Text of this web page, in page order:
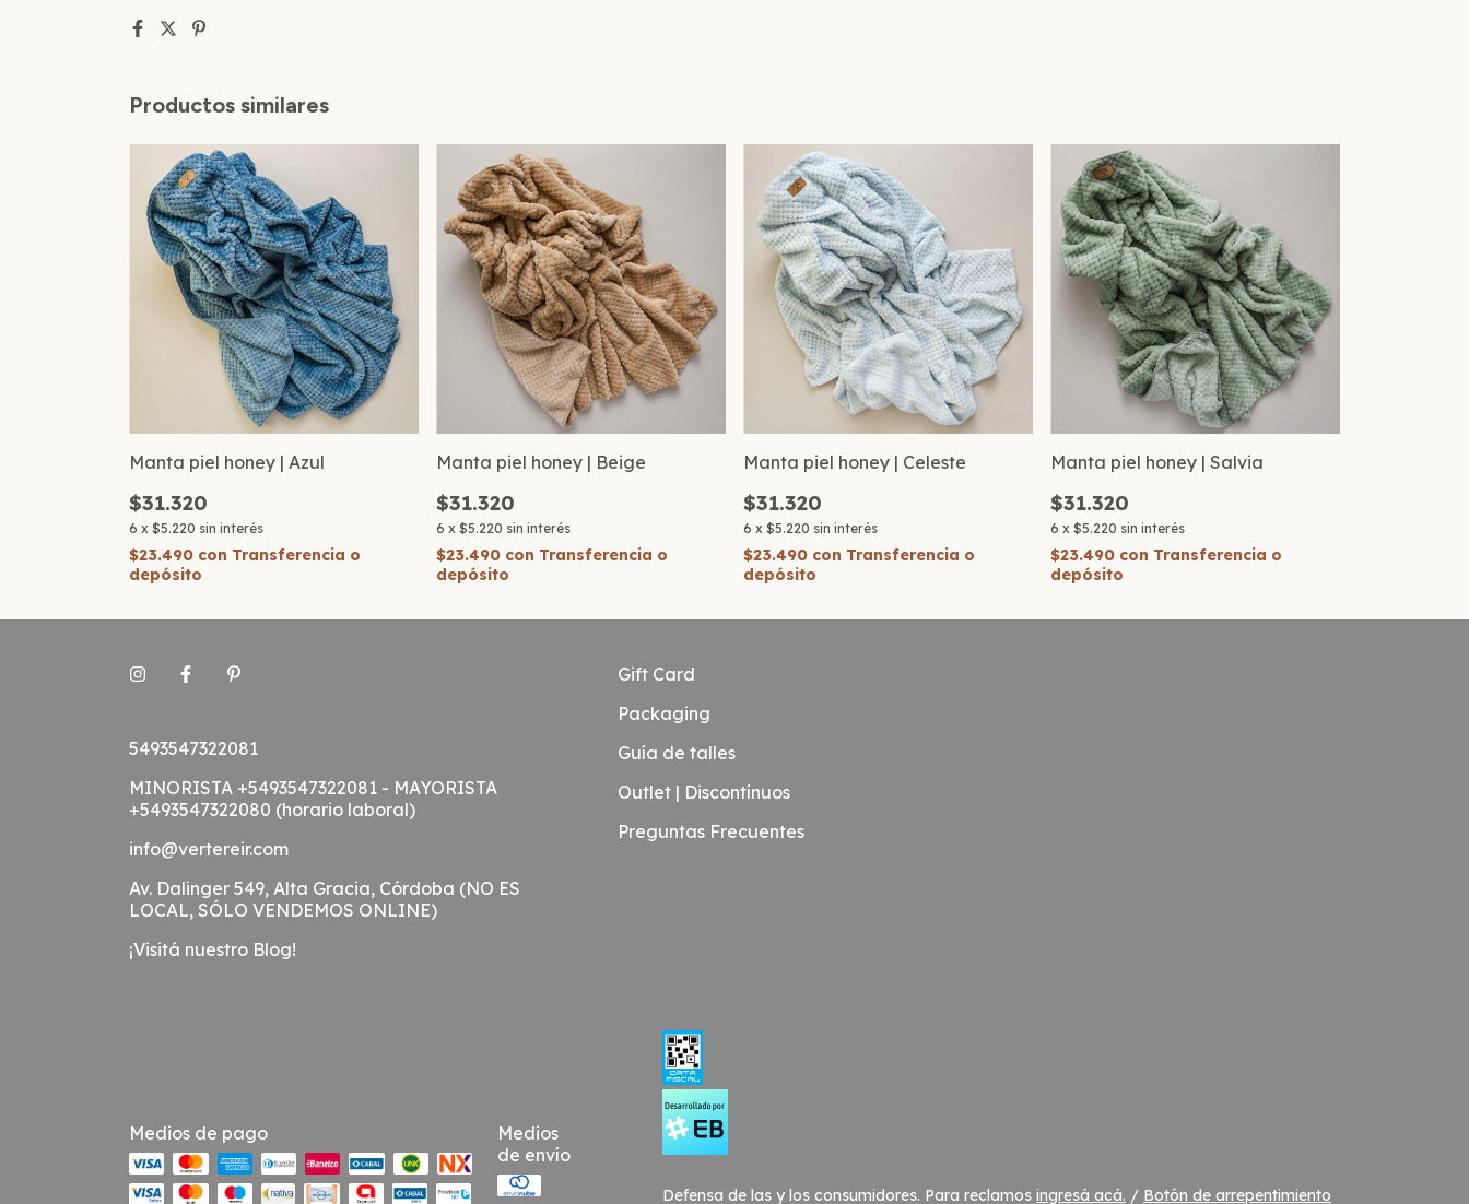
Productos similares
Manta piel honey | Azul
$31.320
6 x $5.220 sin interés
$23.490 con Transferencia o
depósito
Manta piel honey | Beige
$31.320
6 x $5.220 sin interés
$23.490 con Transferencia o
depósito
Manta piel honey | Celeste
$31.320
6 x $5.220 sin interés
$23.490 con Transferencia o
depósito
Manta piel honey | Salvia
$31.320
6 x $5.220 sin interés
$23.490 con Transferencia o
depósito
5493547322081
MINORISTA +5493547322081 - MAYORISTA
+5493547322080 (horario laboral)
info@vertereir.com
Av. Dalinger 549, Alta Gracia, Córdoba (NO ES
LOCAL, SÓLO VENDEMOS ONLINE)
¡Visitá nuestro Blog!
Gift Card
Packaging
Guía de talles
Outlet | Discontínuos
Preguntas Frecuentes
Medios de pago
Medios
de envío
Defensa de las y los consumidores. Para reclamos ingresá acá. / Botón de arrepentimiento